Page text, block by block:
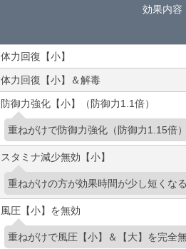
効果内容
体力回復【小】
体力回復【小】＆解毒
防御力強化【小】（防御力1.1倍）
重ねがけで防御力強化（防御力1.15倍
スタミナ減少無効【小】
重ねがけの方が効果時間が少し短くな
風圧【小】を無効
重ねがけで風圧【小】＆【大】を完全